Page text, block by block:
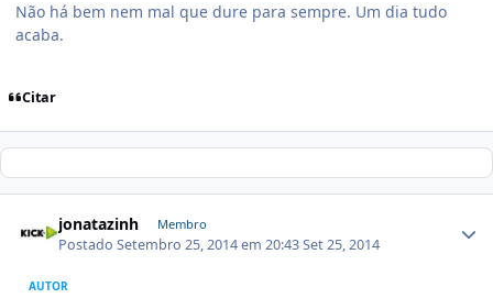
Não há bem nem mal que dure para sempre. Um dia tudo
acaba.
Citar
jonatazinh Membro
PostadoSetembro 25, 2014 em 20:43Set 25, 2014
AUTOR